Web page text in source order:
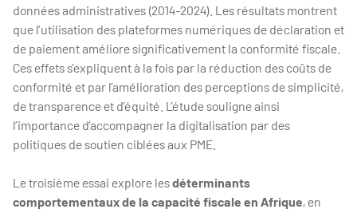
données administratives (2014-2024). Les résultats montrent
que l’utilisation des plateformes numériques de déclaration et
de paiement améliore significativement la conformité fiscale.
Ces effets s’expliquent à la fois par la réduction des coûts de
conformité et par l’amélioration des perceptions de simplicité,
de transparence et d’équité. L’étude souligne ainsi
l’importance d’accompagner la digitalisation par des
politiques de soutien ciblées aux PME.
Le troisième essai explore lesdéterminants
comportementaux de la capacité fiscale en Afrique, en